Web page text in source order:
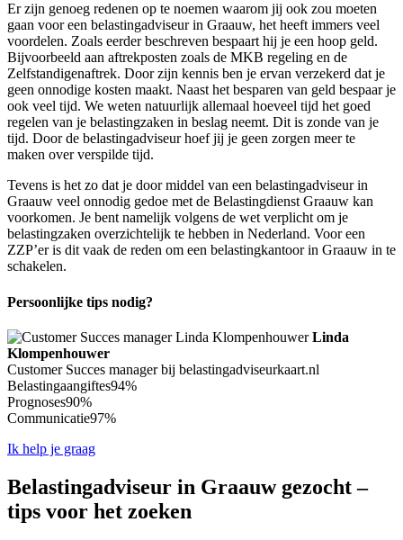
Er zijn genoeg redenen op te noemen waarom jij ook zou moeten
gaan voor een belastingadviseur in Graauw, het heeft immers veel
voordelen. Zoals eerder beschreven bespaart hij je een hoop geld.
Bijvoorbeeld aan aftrekposten zoals de MKB regeling en de
Zelfstandigenaftrek. Door zijn kennis ben je ervan verzekerd dat je
geen onnodige kosten maakt. Naast het besparen van geld bespaar je
ook veel tijd. We weten natuurlijk allemaal hoeveel tijd het goed
regelen van je belastingzaken in beslag neemt. Dit is zonde van je
tijd. Door de belastingadviseur hoef jij je geen zorgen meer te
maken over verspilde tijd.
Tevens is het zo dat je door middel van een belastingadviseur in
Graauw veel onnodig gedoe met de Belastingdienst Graauw kan
voorkomen. Je bent namelijk volgens de wet verplicht om je
belastingzaken overzichtelijk te hebben in Nederland. Voor een
ZZP’er is dit vaak de reden om een belastingkantoor in Graauw in te
schakelen.
Persoonlijke tips nodig?
Linda
Klompenhouwer
Customer Succes manager bij belastingadviseurkaart.nl
Belastingaangiftes94%
Prognoses90%
Communicatie97%
Ik help je graag
Belastingadviseur in Graauw gezocht –
tips voor het zoeken